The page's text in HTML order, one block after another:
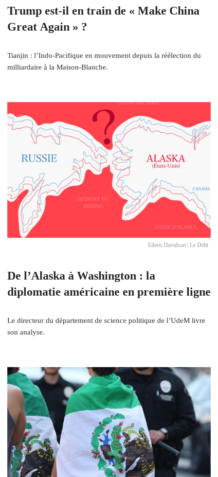
Trump est-il en train de « Make China
Great Again » ?
Tianjin : l’Indo-Pacifique en mouvement depuis la réélection du
milliardaire à la Maison-Blanche.
Eileen Davidson | Le Délit
De l’Alaska à Washington : la
diplomatie américaine en première ligne
Le directeur du département de science politique de l’UdeM livre
son analyse.